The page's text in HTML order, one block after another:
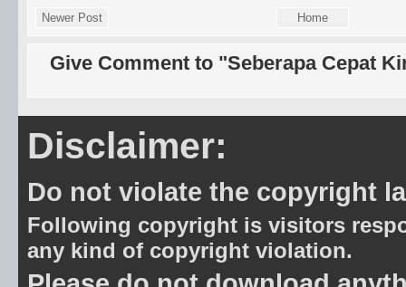
Newer Post Home
Give Comment to "Seberapa Cepat
Disclaimer:
Do not violate the copyright
Following copyright is visitors
any kind of copyright violation.